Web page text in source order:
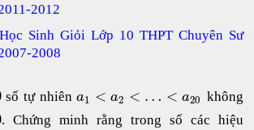
2012
Sinh Giỏi Lớp 10 THPT Chuyên Sư
2008
số tự nhiêna1 < a2 < … < a20 không
. Chứng minh rằng trong số các hiệu